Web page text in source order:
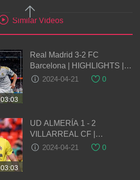
Similar Videos
03:03
Real Madrid 3-2 FC
Barcelona | HIGHLIGHTS |
LaLiga 2023/24
2024-04-21 0
03:03
UD ALMERÍA 1 - 2
VILLARREAL CF |
RESUMEN LALIGA EA
2024-04-21 0